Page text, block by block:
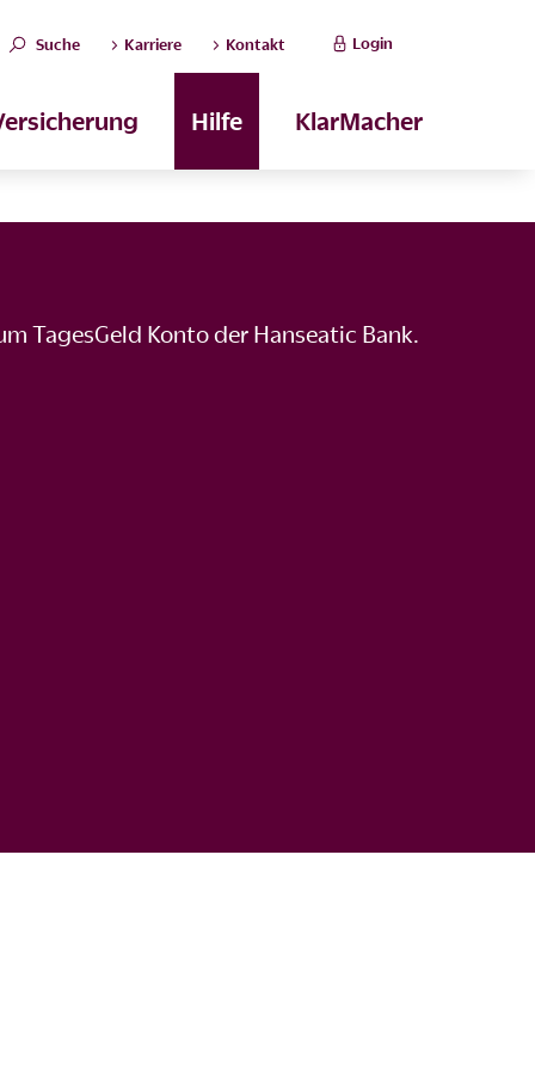
Suche Karriere Kontakt Login
Hilfe KlarMacher
TagesGeld Konto der Hanseatic Bank.